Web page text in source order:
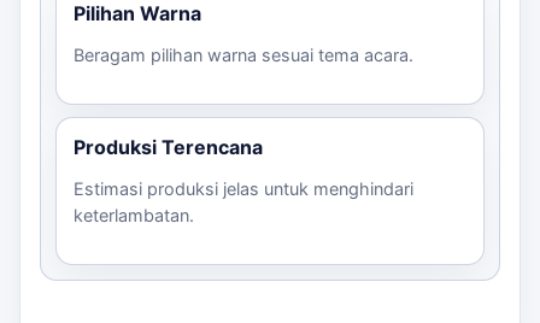
Pilihan Warna
Beragam pilihan warna sesuai tema acara.
Produksi Terencana
Estimasi produksi jelas untuk menghindari
keterlambatan.